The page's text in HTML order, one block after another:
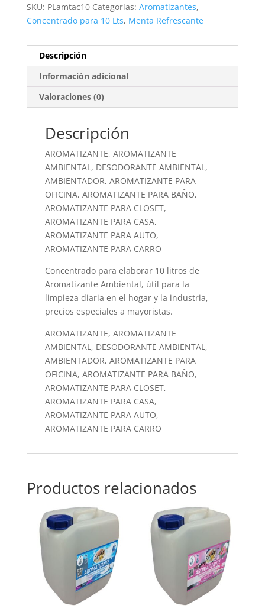
SKU: PLamtac10 Categorías: Aromatizantes,
Concentrado para 10 Lts, Menta Refrescante
Descripción
Información adicional
Valoraciones (0)
Descripción
AROMATIZANTE, AROMATIZANTE
AMBIENTAL, DESODORANTE AMBIENTAL,
AMBIENTADOR, AROMATIZANTE PARA
OFICINA, AROMATIZANTE PARA BAÑO,
AROMATIZANTE PARA CLOSET,
AROMATIZANTE PARA CASA,
AROMATIZANTE PARA AUTO,
AROMATIZANTE PARA CARRO
Concentrado para elaborar 10 litros de
Aromatizante Ambiental, útil para la
limpieza diaria en el hogar y la industria,
precios especiales a mayoristas.
AROMATIZANTE, AROMATIZANTE
AMBIENTAL, DESODORANTE AMBIENTAL,
AMBIENTADOR, AROMATIZANTE PARA
OFICINA, AROMATIZANTE PARA BAÑO,
AROMATIZANTE PARA CLOSET,
AROMATIZANTE PARA CASA,
AROMATIZANTE PARA AUTO,
AROMATIZANTE PARA CARRO
Productos relacionados